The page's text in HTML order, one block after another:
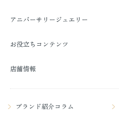
アニバーサリージュエリー
お役立ちコンテンツ
店舗情報
ブランド紹介コラム